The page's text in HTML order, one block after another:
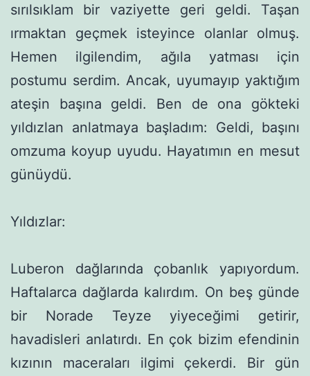
sırılsıklam bir vazi­yette geri geldi. Taşan
ırmaktan geçmek isteyince olanlar olmuş.
Hemen ilgilendim, ağıla yatması için
postumu serdim. Ancak, uyumayıp yaktığım
ateşin başına geldi. Ben de ona gökteki
yıldız­lan anlatmaya başladım: Geldi, başını
omzuma koyup uyudu. Hayatımın en mesut
günüydü.
Yıldızlar:
Luberon dağlarında çobanlık yapıyordum.
Haftalarca dağ­larda kalırdım. On beş günde
bir Norade Teyze yiyeceğimi getirir,
havadisleri anlatırdı. En çok bizim efendinin
kızının maceraları ilgimi çekerdi. Bir gün